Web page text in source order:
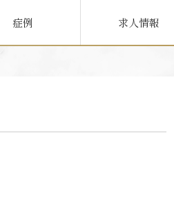
症例 求人情報